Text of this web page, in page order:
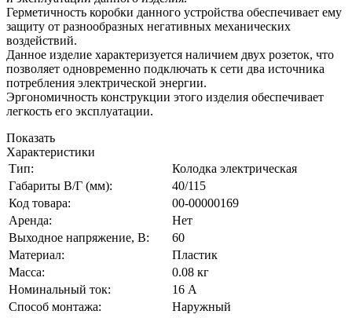
Герметичность коробки данного устройства обеспечивает ему
защиту от разнообразных негативных механических
воздействий.
Данное изделие характеризуется наличием двух розеток, что
позволяет одновременно подключать к сети два источника
потребления электрической энергии.
Эргономичность конструкции этого изделия обеспечивает
легкость его эксплуатации.
Показать
Характеристики
Тип:
Колодка электрическая
Габариты В/Г (мм):
40/115
Код товара:
00-00000169
Аренда:
Нет
Выходное напряжение, В:
60
Материал:
Пластик
Масса:
0.08 кг
Номинальный ток:
16 А
Способ монтажа:
Наружный